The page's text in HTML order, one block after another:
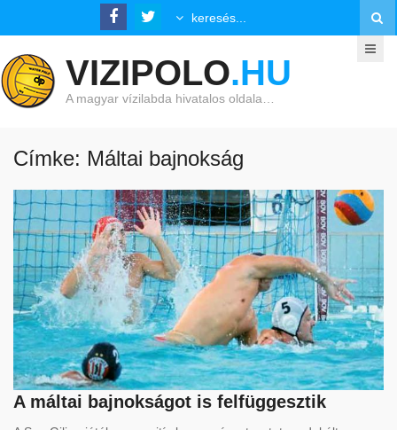
VIZIPOLO.HU
A magyar vízilabda hivatalos oldala…
Címke: Máltai bajnokság
A máltai bajnokságot is felfüggesztik